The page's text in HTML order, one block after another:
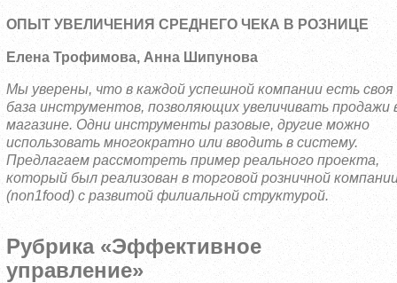
ОПЫТ УВЕЛИЧЕНИЯ СРЕДНЕГО ЧЕКА В РОЗНИЦЕ
Елена Трофимова, Анна Шипунова
Мы уверены, что в каждой успешной компании есть своя
база инструментов, позволяющих увеличивать продажи
магазине. Одни инструменты разовые, другие можно
использовать многократно или вводить в систему.
Предлагаем рассмотреть пример реального проекта,
который был реализован в торговой розничной
(non1food) с развитой филиальной структурой.
Рубрика «Эффективное
управление»